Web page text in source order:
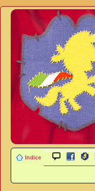
Indice